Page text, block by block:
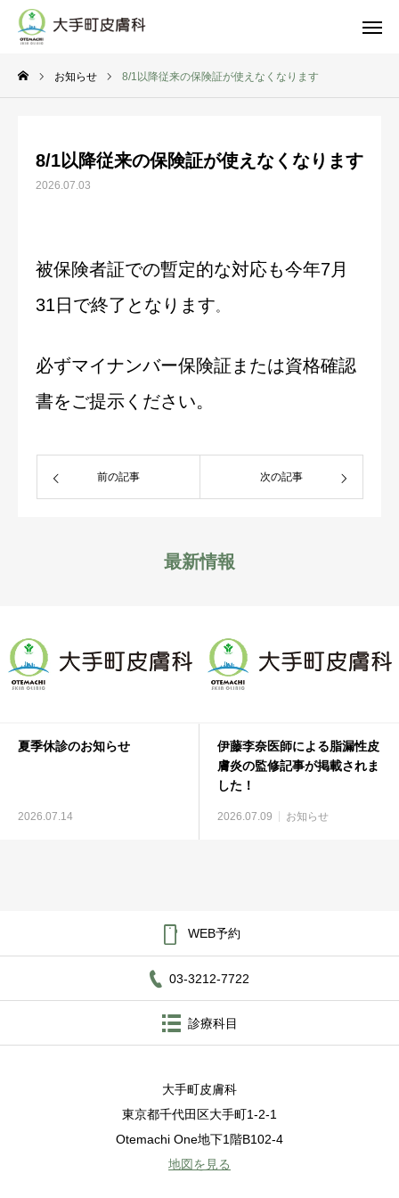
お知らせ 8/1以降従来の保険証が使えなくなります
8/1以降従来の保険証が使えなくなります
2026.07.03
被保険者証での暫定的な対応も今年7月
31日で終了となります。
必ずマイナンバー保険証または資格確認
書をご提示ください。
前の記事 次の記事
最新情報
夏季休診のお知らせ
2026.07.14
伊藤李奈医師による脂漏性皮
膚炎の監修記事が掲載されま
した！
2026.07.09 お知らせ
 WEB予約
03-3212-7722
診療科目
大手町皮膚科
東京都千代田区大手町1-2-1
Otemachi One地下1階B102-4
地図を見る
診療科目 MAP
医師紹介
アクセス